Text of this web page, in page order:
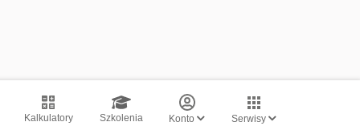
Kalkulatory Szkolenia Konto Serwisy